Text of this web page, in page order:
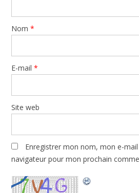
Nom*
E-mail*
Site web
Enregistrer mon nom, mon e-
navigateur pour mon prochain